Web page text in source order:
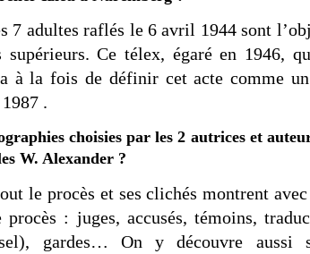
7 adultes raflés le 6 avril 1944 sont
supérieurs. Ce télex, égaré en 1946,
à la fois de définir cet acte comme
.
choisies par les 2 autrices et
W. Alexander ?
le procès et ses clichés montrent
: juges, accusés, témoins,
gardes… On y découvre